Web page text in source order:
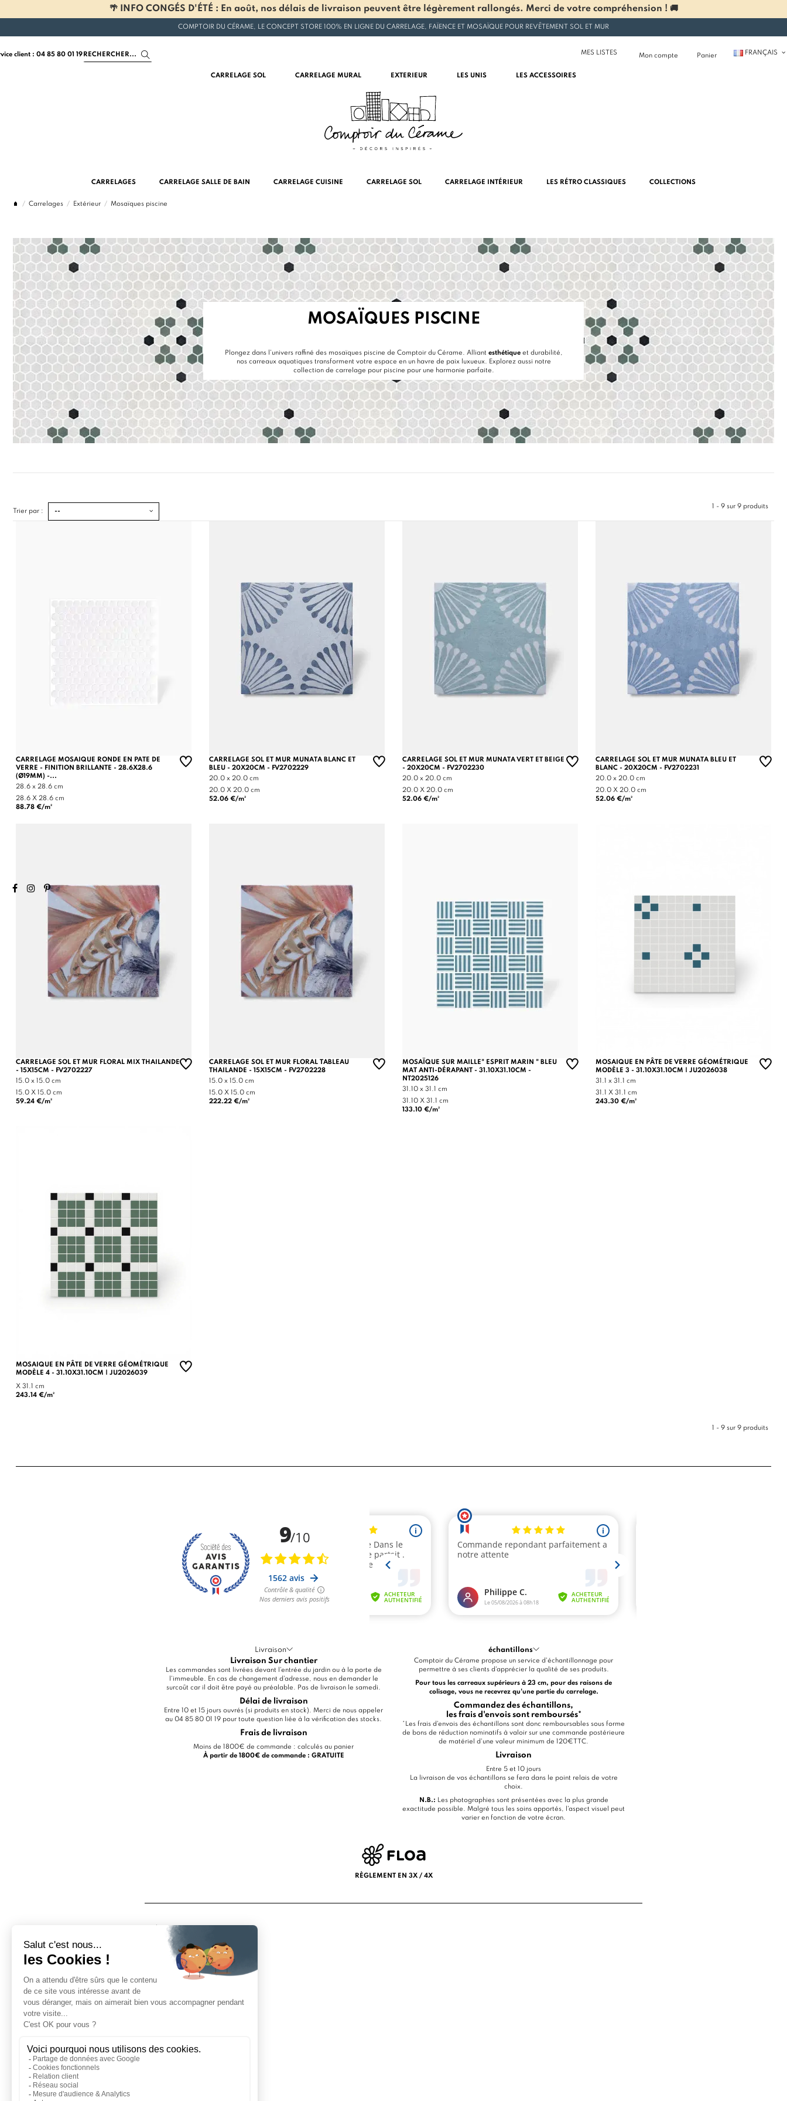
🌴 INFO CONGÉS D'ÉTÉ : En août, nos délais de livraison peuvent être légèrement rallongés. Merci de votre compréhension ! 🚚
COMPTOIR DU CÉRAME, LE CONCEPT STORE 100% EN LIGNE DU CARRELAGE, FAÏENCE ET MOSAÏQUE POUR REVÊTEMENT SOL ET MUR
client : 04 85 80 01 19 MES LISTES Mon compte Panier FRANÇAIS
CARRELAGE SOL CARRELAGE MURAL EXTERIEUR LES UNIS LES ACCESSOIRES
CARRELAGES CARRELAGE SALLE DE BAIN CARRELAGE CUISINE CARRELAGE SOL CARRELAGE INTÉRIEUR LES RÉTRO CLASSIQUES COLLECTIONS
Carrelages Extérieur Mosaïques piscine
MOSAÏQUES PISCINE
Plongez dans l'univers raffiné des mosaïques piscine de Comptoir du Cérame. Alliant esthétiqueet durabilité,
nos carreaux aquatiques transforment votre espace en un havre de paix luxueux. Explorez aussi notre
collection de carrelage pour piscine pour une harmonie parfaite.
Trier par : --
1 - 9 sur 9 produits
CARRELAGE MOSAIQUE RONDE EN PATE DE
VERRE - FINITION BRILLANTE - 28.6X28.6
(Ø19MM) -...
28.6 x 28.6 cm
28.6 X 28.6 cm
88.78 €/m²
CARRELAGE SOL ET MUR MUNATA BLANC ET
BLEU - 20X20CM - FV2702229
20.0 x 20.0 cm
20.0 X 20.0 cm
52.06 €/m²
CARRELAGE SOL ET MUR MUNATA VERT ET BEIGE
- 20X20CM - FV2702230
20.0 x 20.0 cm
20.0 X 20.0 cm
52.06 €/m²
CARRELAGE SOL ET MUR MUNATA BLEU ET
BLANC - 20X20CM - FV2702231
20.0 x 20.0 cm
20.0 X 20.0 cm
52.06 €/m²
CARRELAGE SOL ET MUR FLORAL MIX THAILANDE
- 15X15CM - FV2702227
15.0 x 15.0 cm
15.0 X 15.0 cm
59.24 €/m²
CARRELAGE SOL ET MUR FLORAL TABLEAU
THAILANDE - 15X15CM - FV2702228
15.0 x 15.0 cm
15.0 X 15.0 cm
222.22 €/m²
MOSAÏQUE SUR MAILLE" ESPRIT MARIN " BLEU
MAT ANTI-DÉRAPANT - 31.10X31.10CM -
NT2025126
31.10 x 31.1 cm
31.10 X 31.1 cm
133.10 €/m²
MOSAIQUE EN PÂTE DE VERRE GÉOMÉTRIQUE
MODÈLE 3 - 31.10X31.10CM | JU2026038
31.1 x 31.1 cm
31.1 X 31.1 cm
243.30 €/m²
MOSAIQUE EN PÂTE DE VERRE GÉOMÉTRIQUE
MODÈLE 4 - 31.10X31.10CM | JU2026039
X 31.1 cm
243.14 €/m²
1 - 9 sur 9 produits
Livraison
Livraison Sur chantier
Les commandes sont livrées devant l'entrée du jardin ou à la porte de
l'immeuble. En cas de changement d'adresse, nous en demander le
surcoût car il doit être payé au préalable. Pas de livraison le samedi.
Délai de livraison
Entre 10 et 15 jours ouvrés (si produits en stock). Merci de nous appeler
au 04 85 80 01 19 pour toute question liée à la vérification des stocks.
Frais de livraison
Moins de 1800€ de commande : calculés au panier
À partir de 1800€ de commande : GRATUITE
échantillons
Comptoir du Cérame propose un service d'échantillonnage pour
permettre à ses clients d'apprécier la qualité de ses produits.
Pour tous les carreaux supérieurs à 23 cm, pour des raisons de
colisage, vous ne recevrez qu'une partie du carrelage.
Commandez des échantillons,
les frais d'envois sont remboursés*
*Les frais d'envois des échantillons sont donc remboursables sous forme
de bons de réduction nominatifs à valoir sur une commande postérieure
de matériel d'une valeur minimum de 120€TTC.
Livraison
Entre 5 et 10 jours
La livraison de vos échantillons se fera dans le point relais de votre
choix.
N.B.: Les photographies sont présentées avec la plus grande
exactitude possible. Malgré tous les soins apportés, l'aspect visuel peut
varier en fonction de votre écran.
RÈGLEMENT EN 3X / 4X
À propos
Qui sommes nous ?
Nos magasins
Mentions légales
Retours